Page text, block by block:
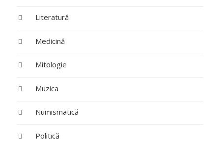
Literatură
Medicină
Mitologie
Muzica
Numismatică
Politică